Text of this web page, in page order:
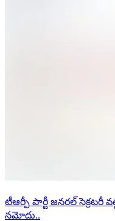
టీఆర్పీ పార్టీ జనరల్
నమోదు..